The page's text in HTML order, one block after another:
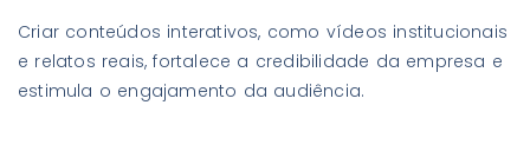
Criar conteúdos interativos, como vídeos institucionais
e relatos reais, fortalece a credibilidade da empresa e
estimula o engajamento da audiência.